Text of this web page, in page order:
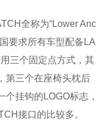
全称为“Lower Anc
要求所有车型配备LA
三个固定点方式，其
第三个在座椅头枕后
挂钩的LOGO标志，
接口的比较多。